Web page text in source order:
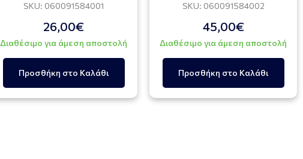
SKU: 060091584001
26,00€
Διαθέσιμο για άμεση αποστολή
Προσθήκη στο Καλάθι
SKU: 060091584002
45,00€
Διαθέσιμο για άμεση αποστολή
Προσθήκη στο Καλάθι